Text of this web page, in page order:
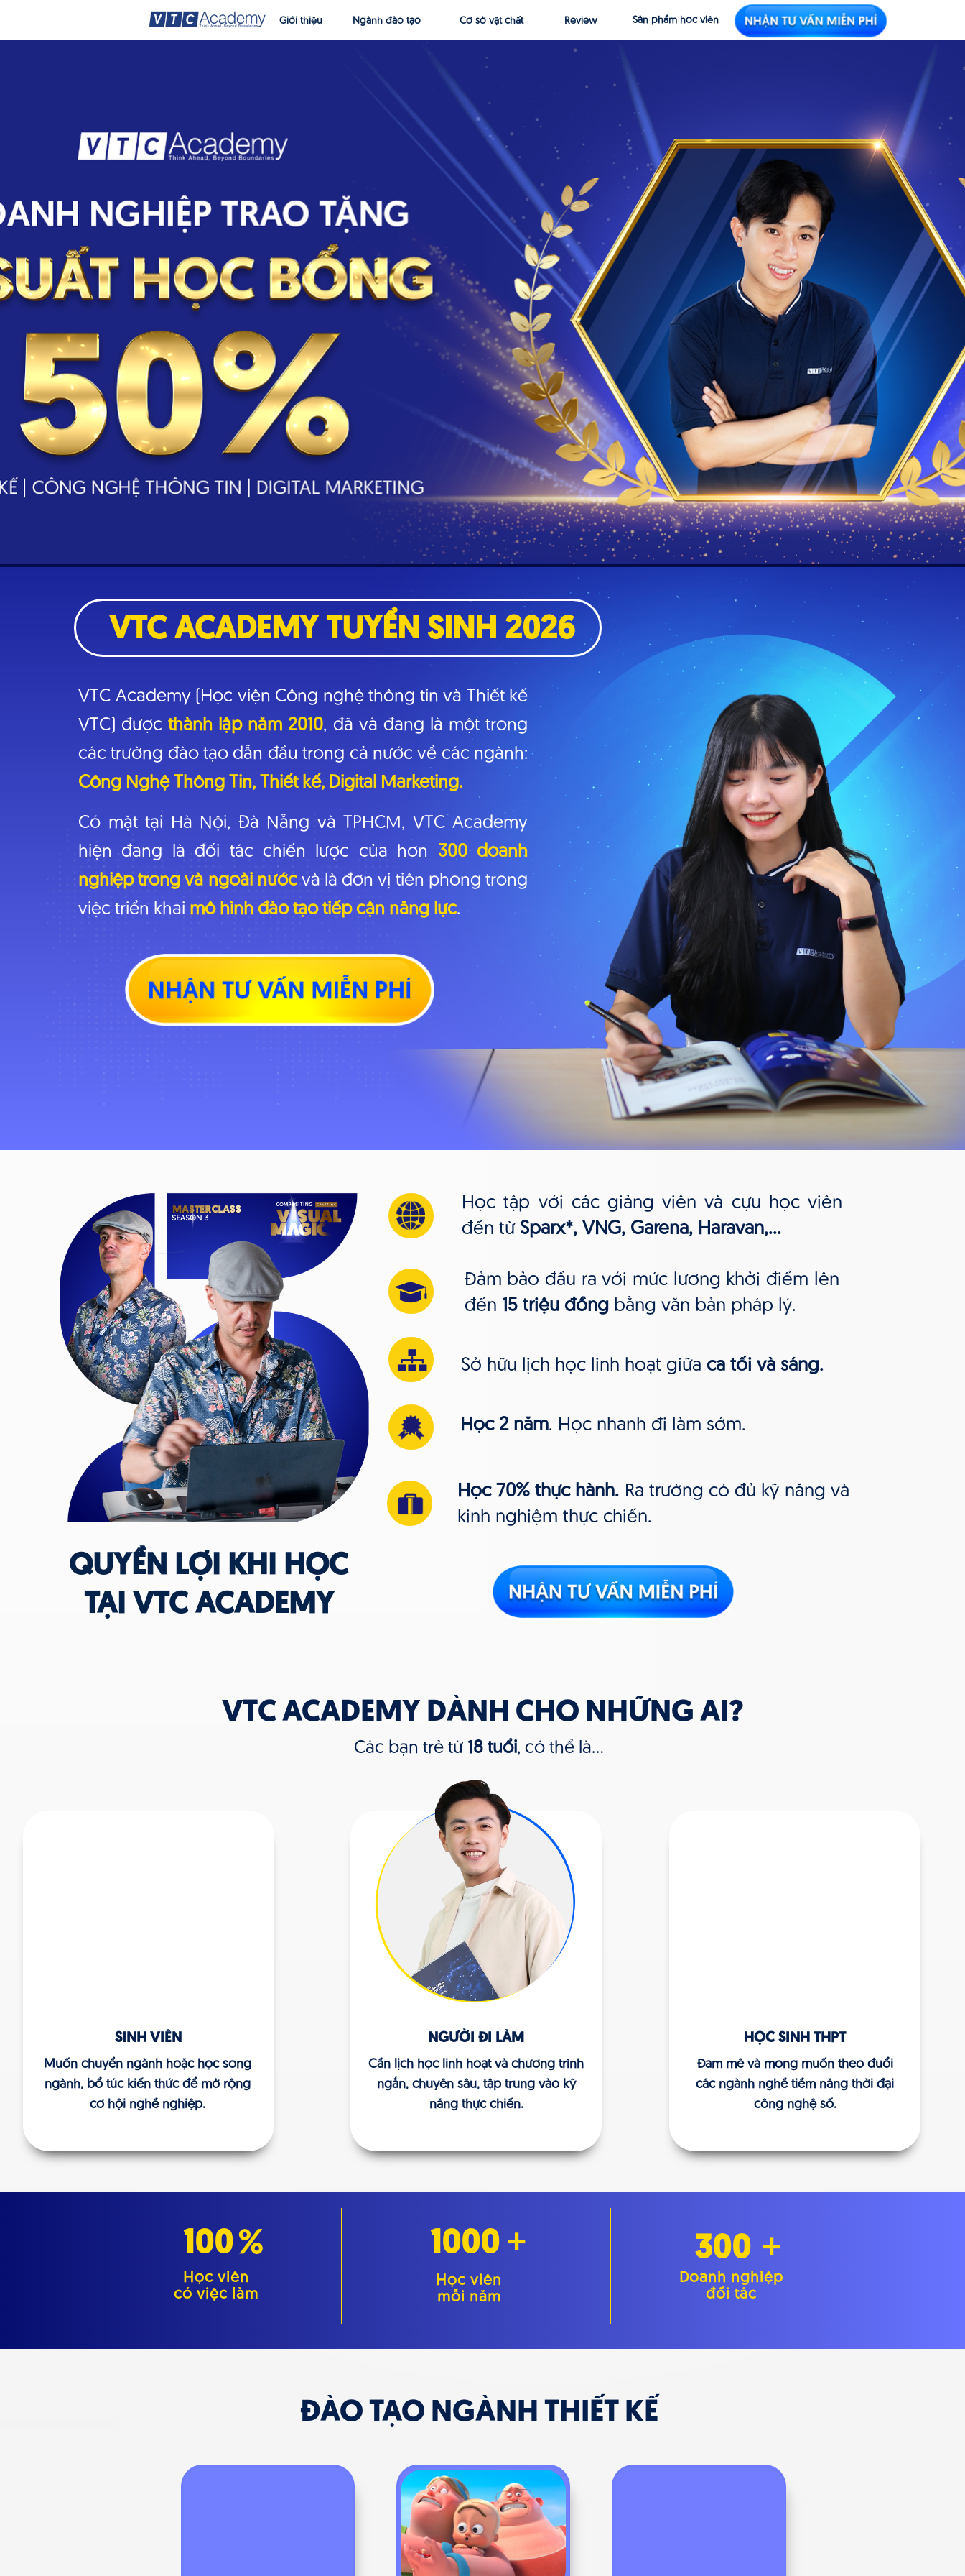
Giới thiệu Ngành đào tạo Cơ sở vật chất Review Sản phẩm học viên
VTC ACADEMY TUYỂN SINH 2026
VTC Academy (Học viện Công nghệ thông tin và Thiết kế
VTC) đượcthành lập năm 2010, đã và đang là một trong
các trường đào tạo dẫn đầu trong cả nước về các ngành:
Công Nghệ Thông Tin, Thiết kế, Digital Marketing.
Có mặt tại Hà Nội, Đà Nẵng và TPHCM, VTC Academy
hiện đang là đối tác chiến lược của hơn 300 doanh
nghiệp trong và ngoài nướcvà là đơn vị tiên phong trong
việc triển khai mô hình đào tạo tiếp cận năng lực.
Đảm bảo đầu ra với mức lương khởi điểm lên
đến 15 triệu đồngbằng văn bản pháp lý.
Sở hữu lịch học linh hoạt giữa ca tối và sáng.
Học 2 năm. Học nhanh đi làm sớm.
Học 70% thực hành. Ra trường có đủ kỹ năng và
kinh nghiệm thực chiến.
QUYỀN LỢI KHI HỌC
TẠI VTC ACADEMY
Học tập với các giảng viên và cựu học viên
đến từ Sparx*, VNG, Garena, Haravan,...
VTC ACADEMY DÀNH CHO NHỮNG AI?
Các bạn trẻ từ 18 tuổi, có thể là...
NGƯỜI ĐI LÀM
Cần lịch học linh hoạt và chương trình
ngắn, chuyên sâu, tập trung vào kỹ
năng thực chiến.
SINH VIÊN
Muốn chuyển ngành hoặc học song
ngành, bổ túc kiến thức để mở rộng
cơ hội nghề nghiệp.
HỌC SINH THPT
Đam mê và mong muốn theo đuổi
các ngành nghề tiềm năng thời đại
công nghệ số.
100
Học viên
có việc làm
Học viên
mỗi năm
1000 300
Doanh nghiệp
đối tác
% + +
ĐÀO TẠO NGÀNH THIẾT KẾ